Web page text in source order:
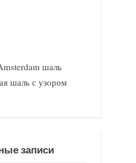
шаль
шаль с узором
записи